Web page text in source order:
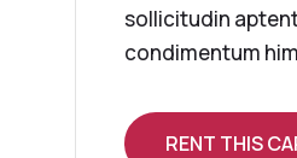
sollicitudin
condimentum
RENT THIS